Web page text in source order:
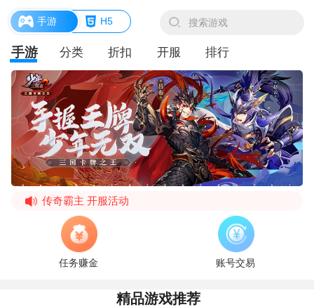
手游 H5
手游 分类 折扣 开服 排行
传奇霸主 开服活动
传奇霸主 神器合服活动
《原始传奇》4月12日 更新公告
《原始传奇》6月18日 维护公告
任务赚金 账号交易
精品游戏推荐